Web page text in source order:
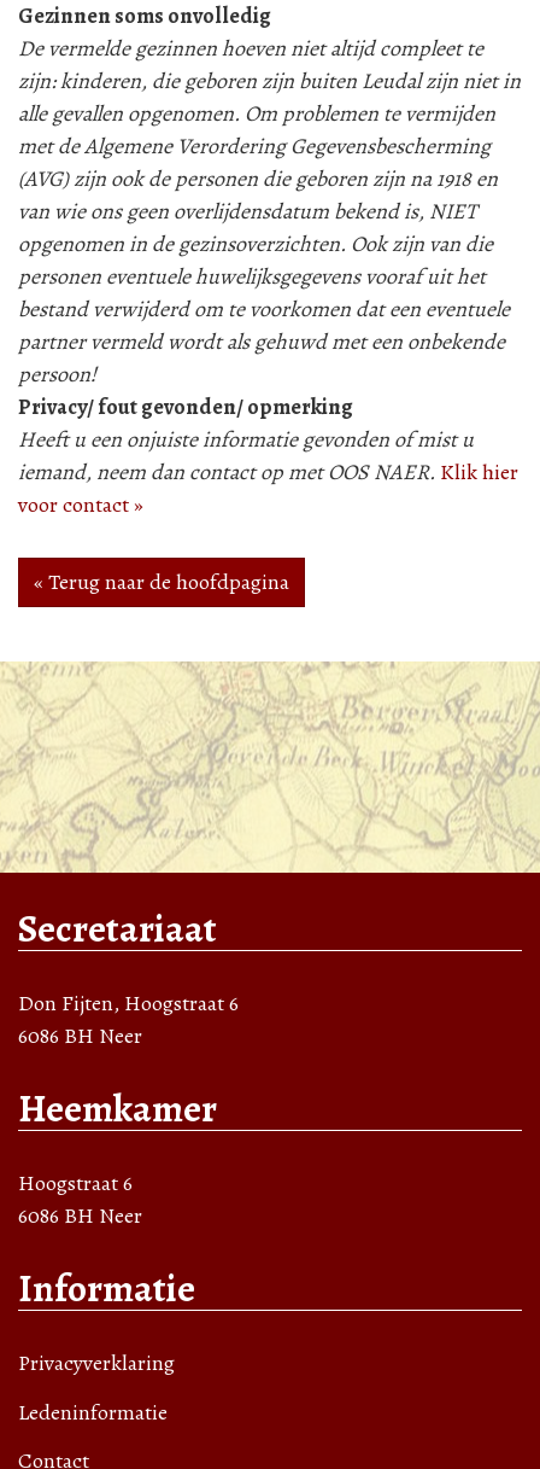
Gezinnen soms onvolledig
De vermelde gezinnen hoeven niet altijd compleet te
zijn: kinderen, die geboren zijn buiten Leudal zijn niet in
alle gevallen opgenomen. Om problemen te vermijden
met de Algemene Verordering Gegevensbescherming
(AVG) zijn ook de personen die geboren zijn na 1918 en
van wie ons geen overlijdensdatum bekend is, NIET
opgenomen in de gezinsoverzichten. Ook zijn van die
personen eventuele huwelijksgegevens vooraf uit het
bestand verwijderd om te voorkomen dat een eventuele
partner vermeld wordt als gehuwd met een onbekende
persoon!
Privacy/ fout gevonden/ opmerking
Heeft u een onjuiste informatie gevonden of mist u
iemand, neem dan contact op met OOS NAER. Klik hier
voor contact »
« Terug naar de hoofdpagina
Secretariaat
Don Fijten, Hoogstraat 6
6086 BH Neer
Heemkamer
Hoogstraat 6
6086 BH Neer
Informatie
Privacyverklaring
Ledeninformatie
Contact